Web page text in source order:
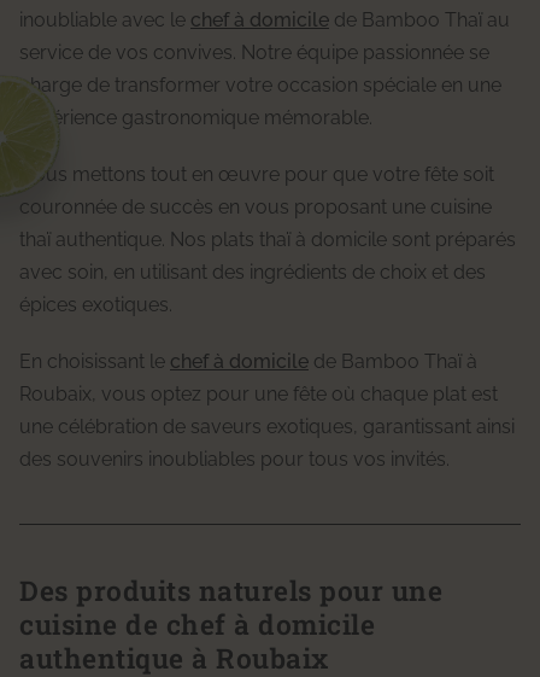
inoubliable avec le chef à domicile de Bamboo Thaï au
service de vos convives. Notre équipe passionnée se
charge de transformer votre occasion spéciale en une
expérience gastronomique mémorable.
Nous mettons tout en œuvre pour que votre fête soit
couronnée de succès en vous proposant une cuisine
thaï authentique. Nos plats thaï à domicile sont préparés
avec soin, en utilisant des ingrédients de choix et des
épices exotiques.
En choisissant le chef à domicile de Bamboo Thaï à
Roubaix, vous optez pour une fête où chaque plat est
une célébration de saveurs exotiques, garantissant ainsi
des souvenirs inoubliables pour tous vos invités.
Des produits naturels pour une
cuisine de chef à domicile
authentique à Roubaix